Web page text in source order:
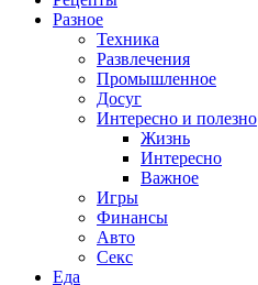
Разное
Техника
Развлечения
Промышленное
Досуг
Интересно и полезно
Жизнь
Интересно
Важное
Игры
Финансы
Авто
Секс
Еда